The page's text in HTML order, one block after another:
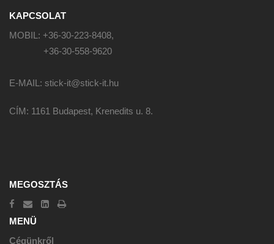
KAPCSOLAT
MOBIL: +36-30-223-8408,
+36-30-558-9620
E-MAIL: stick-it@stick-it.hu
CÍM: 1161 Budapest, Krenedits u. 8.
MEGOSZTÁS
MENÜ
Cégünkről